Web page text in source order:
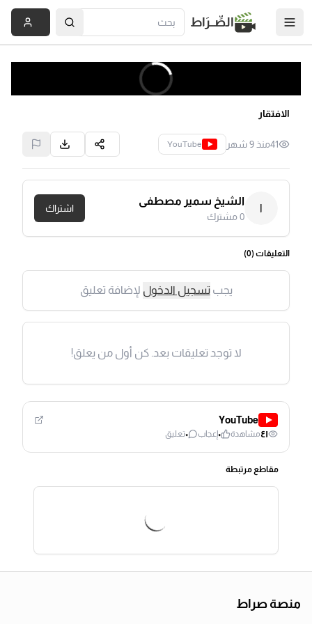
الصِّــرَاط
الافتقار
41منذ 9 شهر YouTube
ا
الشيخ سمير مصطفى
0مشترك
اشتراك
التعليقات (0
)
يجبتسجيل الدخول لإضافة تعليق
لا توجد تعليقات بعد. كن أول من يعلق!
YouTube
٤١مشاهدة ٠إعجاب ٠تعليق
مقاطع مرتبطة
منصة صراط